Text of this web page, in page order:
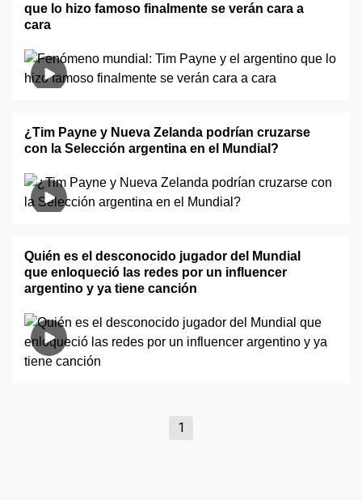
que lo hizo famoso finalmente se verán cara a
cara
¿Tim Payne y Nueva Zelanda podrían cruzarse
con la Selección argentina en el Mundial?
Quién es el desconocido jugador del Mundial
que enloqueció las redes por un influencer
argentino y ya tiene canción
1